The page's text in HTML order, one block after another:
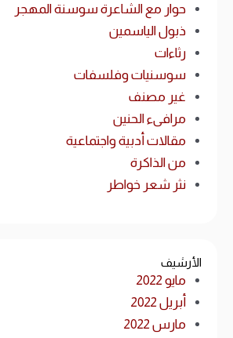
حوار مع الشاعرة سوسنة المهجر
ذبول الياسمين
رثاءات
سوسنيات وفلسفات
غير مصنف
مرافىء الحنين
مقالات أدبية واجتماعية
من الذاكرة
نثر شعر خواطر
الأرشيف
مايو 2022
أبريل 2022
مارس 2022